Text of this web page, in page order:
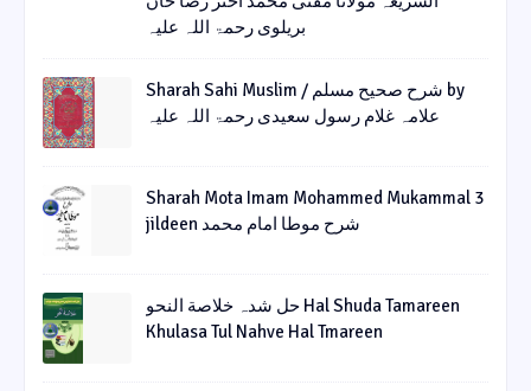
بریلوی رحمۃ اللہ علیہ
Sharah Sahi Muslim / شرح صحیح مسلم by
علامہ غلام رسول سعیدی رحمۃ اللہ علیہ
Sharah Mota Imam Mohammed Mukammal 3
jildeen شرح موطا امام محمد
حل شدہ خلاصة النحو Hal Shuda Tamareen
Khulasa Tul Nahve Hal Tmareen